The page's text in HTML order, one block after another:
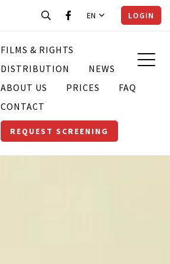
EN LOGIN
FILMS & RIGHTS
DISTRIBUTION
NEWS
ABOUT US
PRICES
FAQ
CONTACT
REQUEST SCREENING